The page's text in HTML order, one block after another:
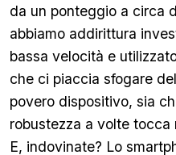
da un ponteggio a circa
abbiamo addirittura
bassa velocità e
che ci piaccia sfogare
povero dispositivo, sia
robustezza a volte tocca
E, indovinate? Lo